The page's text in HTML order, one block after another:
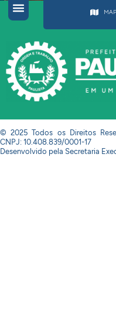
© 2025 Todos os Direitos
CNPJ: 10.408.839/0001-17
Desenvolvido pela Secretaria